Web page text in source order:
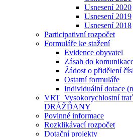
Usnesení 2020
Usnesení 2019
Usnesení 2018
Participativní rozpočet
Formuláře ke stažení
Evidence obyvatel
Zásah do
Žádost o přidělení
Ostatní formuláře
Individuální dotace
VRT_Vysokorychlostní
DRÁŽĎANY
Povinné informace
Rozklikávací rozpočet
Dotační projekty